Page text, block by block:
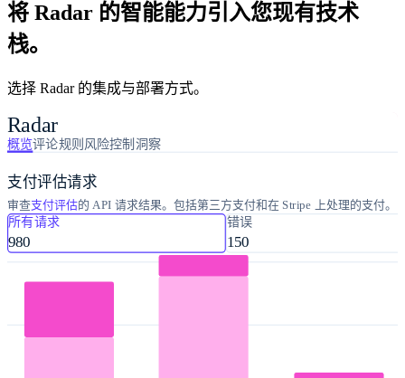
将 Radar 的智能能力引入您现有技术
栈。
选择 Radar 的集成与部署方式。
Radar
概览评论规则 风险控制 洞察
支付评估请求
审查支付评估的 API 请求结果。包括第三方支付和在 Stripe 上处理的支付。
所有请求
980
错误
150